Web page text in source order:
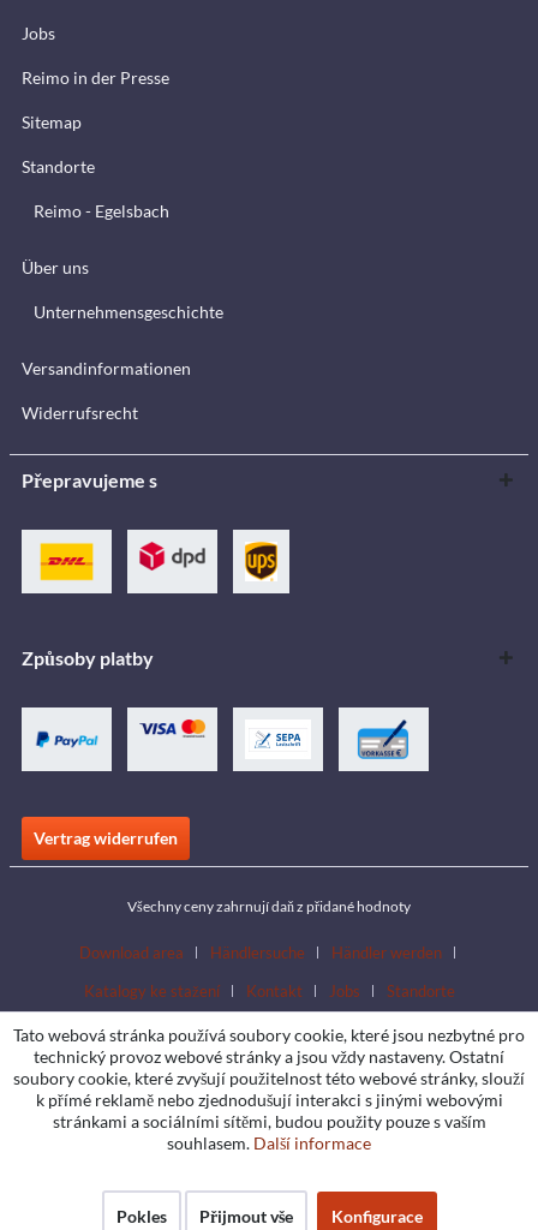
Jobs
Reimo in der Presse
Sitemap
Standorte
Reimo - Egelsbach
Über uns
Unternehmensgeschichte
Versandinformationen
Widerrufsrecht
Přepravujeme s
Způsoby platby
Vertrag widerrufen
Všechny ceny zahrnují daň z přidané hodnoty
Download area Händlersuche
Händler werden
Katalogy ke stažení
Kontakt Jobs Standorte
Tato webová stránka používá soubory cookie, které jsou nezbytné pro
technický provoz webové stránky a jsou vždy nastaveny. Ostatní
soubory cookie, které zvyšují použitelnost této webové stránky, slouží
k přímé reklamě nebo zjednodušují interakci s jinými webovými
stránkami a sociálními sítěmi, budou použity pouze s vaším
souhlasem. Další informace
Pokles Přijmout vše Konfigurace